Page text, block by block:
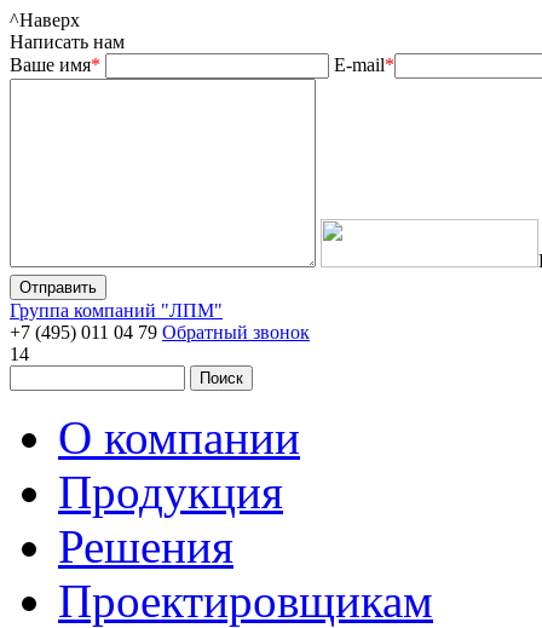
^Наверх
Написать нам
Ваше имя* E-mail*
Группа компаний "ЛПМ"
+7 (495) 011 04 79 Обратный звонок
14
О компании
Продукция
Решения
Проектировщикам